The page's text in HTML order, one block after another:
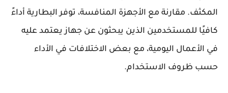
المكثف. مقارنة مع الأجهزة المنافسة، توفر البطارية أداءً
كافيًا للمستخدمين الذين يبحثون عن جهاز يعتمد عليه
في الأعمال اليومية، مع بعض الاختلافات في الأداء
حسب ظروف الاستخدام.